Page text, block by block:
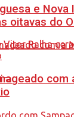
e Nova
oitavas do
com